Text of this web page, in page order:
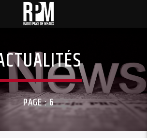
PAGE : 6